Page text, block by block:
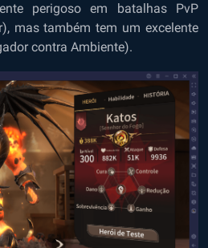
perigoso em batalhas PvP
mas também tem um excelente
contra Ambiente).